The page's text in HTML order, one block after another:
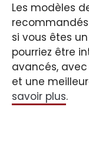
Les modèles
recommandés
si vous êtes
pourriez être
avancés,
et une
savoir plus.